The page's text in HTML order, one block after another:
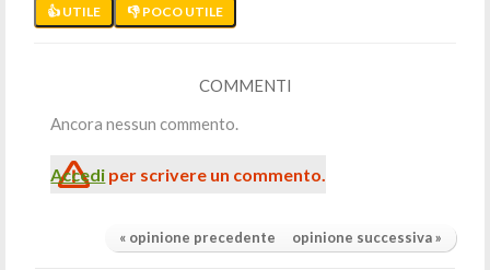
👍 UTILE 👎 POCO UTILE
COMMENTI
Ancora nessun commento.
Accedi per scrivere un commento.
« opinione precedente opinione successiva »